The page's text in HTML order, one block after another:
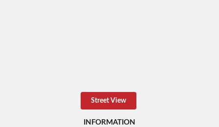
Street View
INFORMATION